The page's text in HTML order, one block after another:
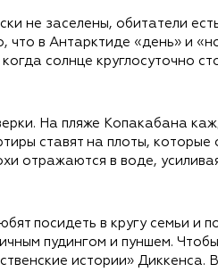
не заселены, обитатели
что в Антарктиде «день» и
солнце круглосуточно
На пляже Копакабана
ставят на плоты,
отражаются в воде,
посидеть в кругу семьи и
пудингом и пуншем.
истории»